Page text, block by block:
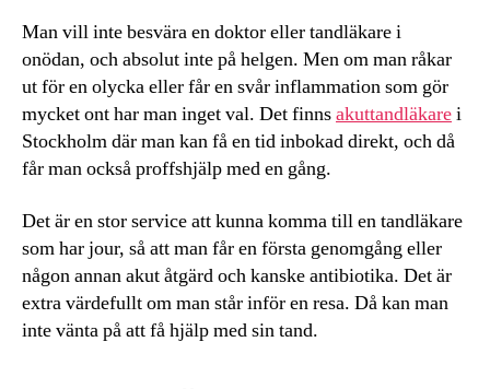
Man vill inte besvära en doktor eller tandläkare i
onödan, och absolut inte på helgen. Men om man råkar
ut för en olycka eller får en svår inflammation som gör
mycket ont har man inget val. Det finnsakuttandläkarei
Stockholm där man kan få en tid inbokad direkt, och då
får man också proffshjälp med en gång.
Det är en stor service att kunna komma till en tandläkare
som har jour, så att man får en första genomgång eller
någon annan akut åtgärd och kanske antibiotika. Det är
extra värdefullt om man står inför en resa. Då kan man
inte vänta på att få hjälp med sin tand.